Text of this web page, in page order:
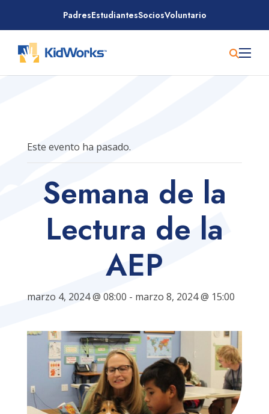
contenido
PadresEstudiantesSociosVoluntario
Este evento ha pasado.
Semana de la
Lectura de la
AEP
marzo 4, 2024 @ 08:00 - marzo 8, 2024 @ 15:00